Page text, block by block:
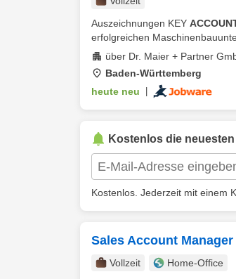
Auszeichnungen KEY
erfolgreichen
über Dr. Maier + Partner
Baden-Württemberg
heute neu
Kostenlos die neuesten
Kostenlos. Jederzeit mit einem
Sales Account
Vollzeit
Home-Office